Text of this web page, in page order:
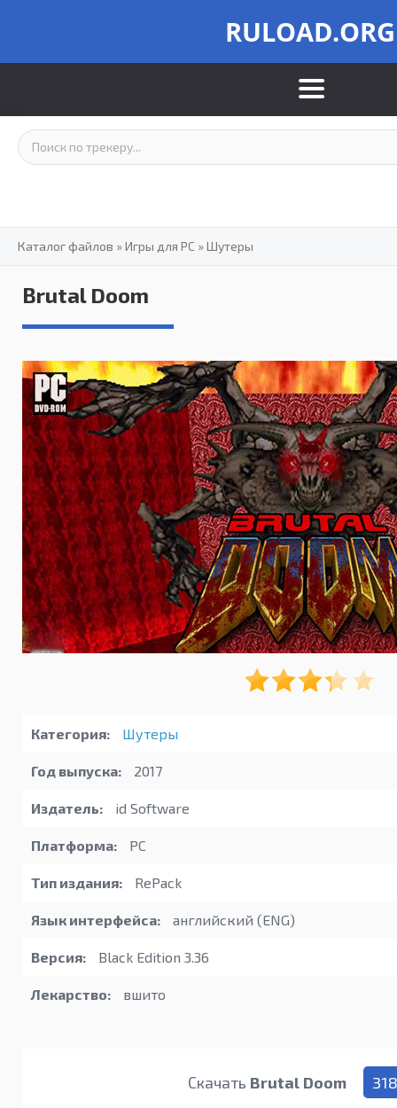
RULOAD.ORG
Каталог файлов »Игры для PC »Шутеры
Brutal Doom
Категория: Шутеры
Год выпуска: 2017
Издатель: id Software
Платформа: PC
Тип издания: RePack
Язык интерфейса: английский (ENG)
Версия: Black Edition 3.36
Лекарство: вшито
Скачать Brutal Doom